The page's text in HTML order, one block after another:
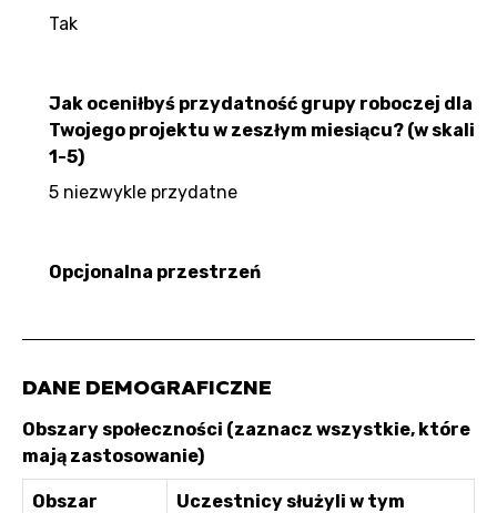
Tak
Jak oceniłbyś przydatność grupy roboczej dla
Twojego projektu w zeszłym miesiącu? (w skali
1-5)
5 niezwykle przydatne
Opcjonalna przestrzeń
DANE DEMOGRAFICZNE
Obszary społeczności (zaznacz wszystkie, które
mają zastosowanie)
Obszar
Uczestnicy służyli w tym